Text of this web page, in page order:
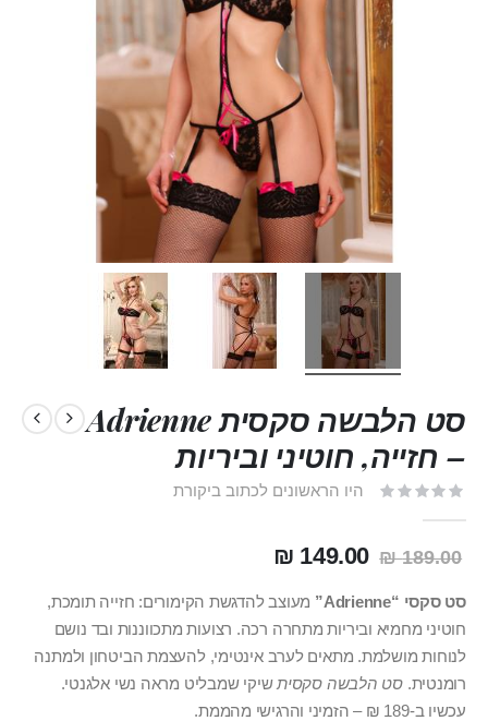
סט הלבשה סקסית Adrienne
– חזייה, חוטיני וביריות
היו הראשונים לכתוב ביקורת
189.00 ₪
149.00 ₪
סט סקסי “Adrienne”
מעוצב להדגשת הקימורים: חזייה תומכת,
חוטיני מחמיא וביריות מתחרה רכה. רצועות מתכווננות ובד נושם
לנוחות מושלמת. מתאים לערב אינטימי, להעצמת הביטחון ולמתנה
רומנטית. סט הלבשה סקסיתשיקי שמבליט מראה נשי אלגנטי.
עכשיו ב-189 ₪ – הזמיני והרגישי מהממת.